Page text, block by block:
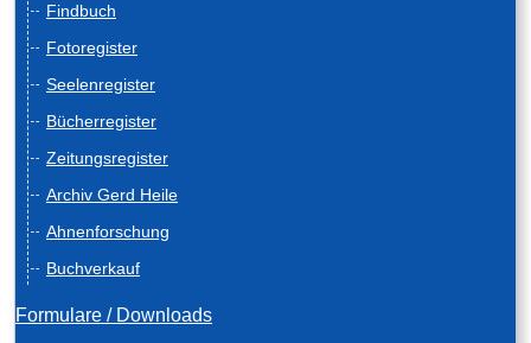
Findbuch
Fotoregister
Seelenregister
Bücherregister
Zeitungsregister
Archiv Gerd Heile
Ahnenforschung
Buchverkauf
Formulare / Downloads